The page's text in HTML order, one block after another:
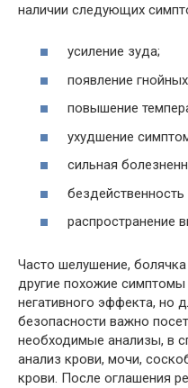
наличии следующих
усиление зуда;
появление
повышение
ухудшение
сильная
распространение
Часто шелушение,
другие похожие
негативного эффекта, но
безопасности важно
необходимые анализы, в
анализ крови, мочи,
крови. После оглашения